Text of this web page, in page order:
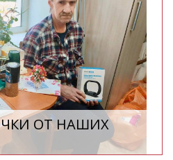
ОТ НАШИХ